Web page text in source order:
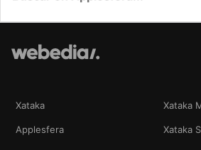
Xataka Xataka
Applesfera Xataka